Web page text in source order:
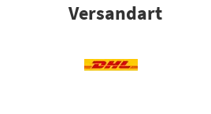
Versandart